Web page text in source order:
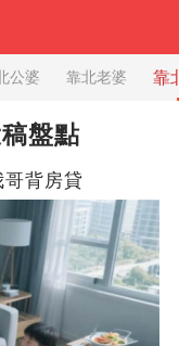
公婆 靠北老婆 靠
盤點
背房貸